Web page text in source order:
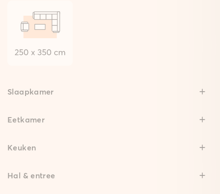
Slaapkamer
Eetkamer
Keuken
Hal & entree